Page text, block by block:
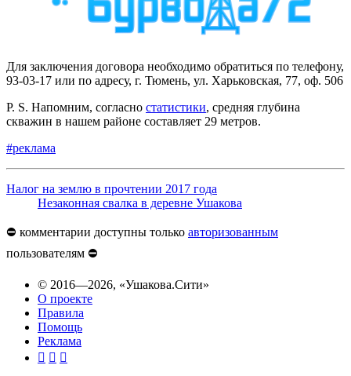
Для заключения договора необходимо обратиться по телефону,
93-03-17 или по адресу, г. Тюмень, ул. Харьковская, 77, оф. 506
P. S. Напомним, согласно статистики, средняя глубина
скважин в нашем районе составляет 29 метров.
#реклама
Налог на землю в прочтении 2017 года
Незаконная свалка в деревне Ушакова
⛔️ комментарии доступны только авторизованным
пользователям ⛔️
© 2016—2026, «Ушакова.Сити»
О проекте
Правила
Помощь
Реклама
  